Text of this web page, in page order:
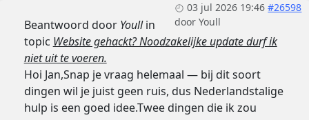
03 jul 2026 19:46 #26598
doorYoull
Beantwoord door Youllin
topic Website gehackt? Noodzakelijke update durf ik
niet uit te voeren.
Hoi Jan,Snap je vraag helemaal — bij dit soort
dingen wil je juist geen ruis, dus Nederlandstalige
hulp is een goed idee.Twee dingen die ik zou